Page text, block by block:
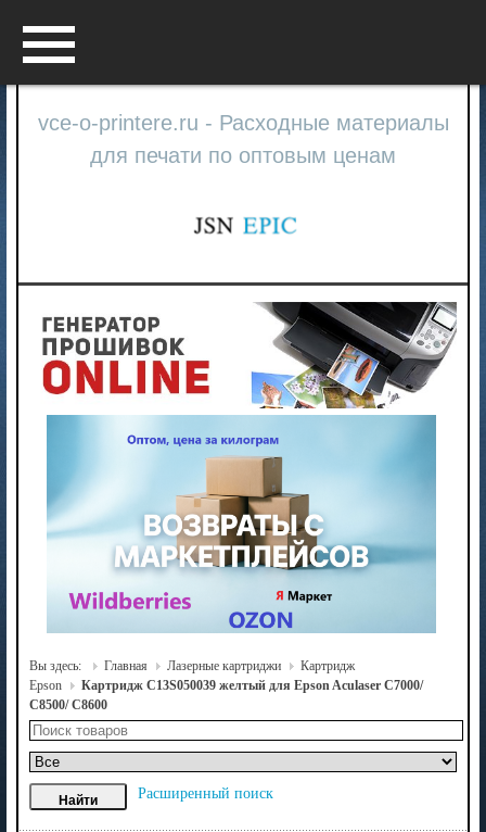
vce-o-printere.ru - Расходные материалы
для печати по оптовым ценам
Вы здесь: Главная Лазерные картриджи
Картридж
Epson
Картридж C13S050039 желтый для Epson Aculaser C7000/
C8500/ C8600
Расширенный поиск